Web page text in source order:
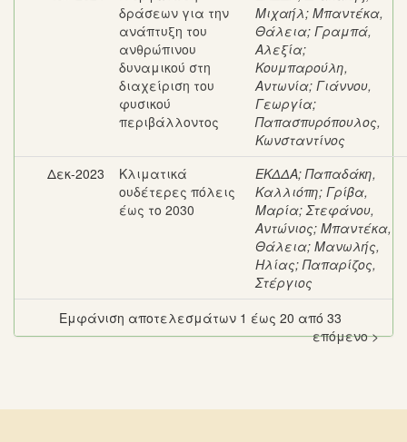
δράσεων για την
ανάπτυξη του
ανθρώπινου
δυναμικού στη
διαχείριση του
φυσικού
περιβάλλοντος
Μιχαήλ; Μπαντέκα,
Θάλεια; Γραμπά,
Αλεξία;
Κουμπαρούλη,
Αντωνία; Γιάννου,
Γεωργία;
Παπασπυρόπουλος,
Κωνσταντίνος
Δεκ-2023
Κλιματικά
ουδέτερες πόλεις
έως το 2030
ΕΚΔΔΑ;Παπαδάκη,
Καλλιόπη; Γρίβα,
Μαρία;Στεφάνου,
Αντώνιος; Μπαντέκα,
Θάλεια; Μανωλής,
Ηλίας;Παπαρίζος,
Στέργιος
Εμφάνιση αποτελεσμάτων 1 έως 20 από 33
επόμενο >